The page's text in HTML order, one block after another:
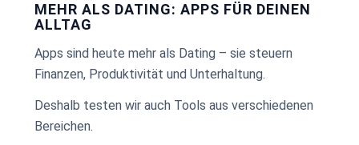
MEHR ALS DATING: APPS FÜR DEINEN
ALLTAG
Apps sind heute mehr als Dating – sie steuern
Finanzen, Produktivität und Unterhaltung.
Deshalb testen wir auch Tools aus verschiedenen
Bereichen.